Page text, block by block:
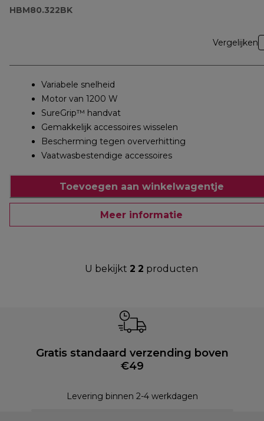
HBM80.322BK
Vergelijken
Variabele snelheid
Motor van 1200 W
SureGrip™ handvat
Gemakkelijk accessoires wisselen
Bescherming tegen oververhitting
Vaatwasbestendige accessoires
Toevoegen aan winkelwagentje
Meer informatie
U bekijkt 2 2 producten
Gratis standaard verzending boven
€49
Levering binnen 2-4 werkdagen